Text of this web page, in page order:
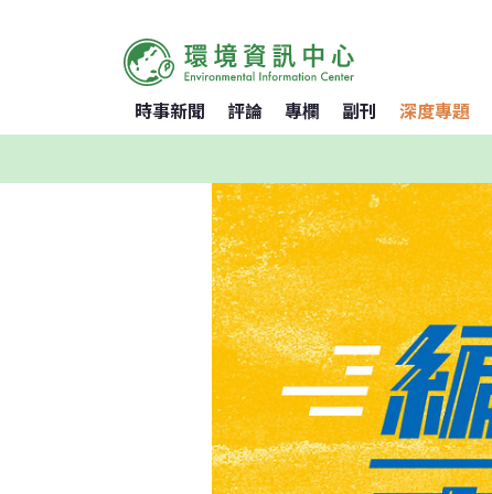
時事新聞 評論 專欄 副刊 深度專題